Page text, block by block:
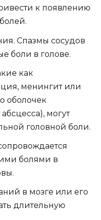
к появлению
Спазмы сосудов
боли в голове.
как
менингит или
оболочек
могут
головной боли.
болями в
в мозге или его
длительную